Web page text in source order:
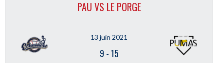
PAU VS LE PORGE
13 juin 2021
9 -15